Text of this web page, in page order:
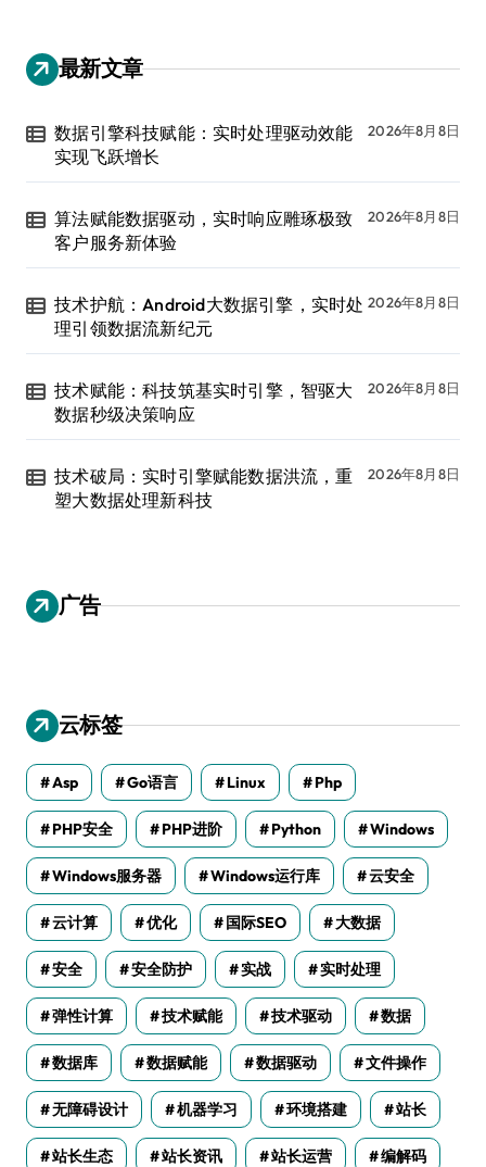
最新文章
数据引擎科技赋能：实时处理驱动效能
实现飞跃增长
2026年8月8日
算法赋能数据驱动，实时响应雕琢极致
客户服务新体验
2026年8月8日
技术护航：Android大数据引擎，实时处
理引领数据流新纪元
2026年8月8日
技术赋能：科技筑基实时引擎，智驱大
数据秒级决策响应
2026年8月8日
技术破局：实时引擎赋能数据洪流，重
塑大数据处理新科技
2026年8月8日
广告
云标签
Asp Go语言 Linux Php
PHP安全 PHP进阶 Python Windows
Windows服务器 Windows运行库 云安全
云计算 优化 国际SEO 大数据
安全 安全防护 实战 实时处理
弹性计算 技术赋能 技术驱动 数据
数据库 数据赋能 数据驱动 文件操作
无障碍设计 机器学习 环境搭建 站长
站长生态 站长资讯 站长运营 编解码